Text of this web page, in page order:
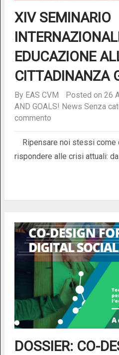
XIV SEMINARIO
EDUCAZIONE
CITTADINANZA
By EAS CVM Posted on 26
AND GOALS! News Senza
commento
Ripensare noi stessi come
rispondere alle crisi attuali:
DOSSIER: CO-